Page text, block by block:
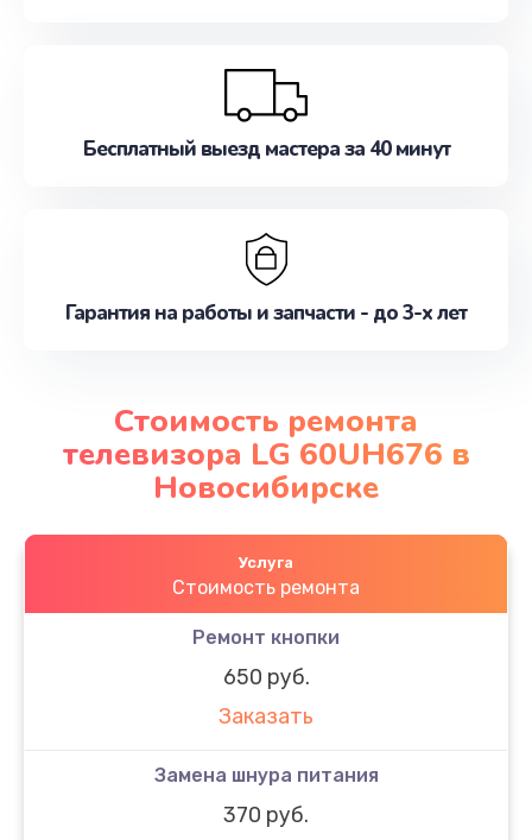
Бесплатный выезд мастера за 40 минут
Гарантия на работы и запчасти - до 3-х лет
Стоимость ремонта
телевизора LG 60UH676 в
Новосибирске
Услуга
Стоимость ремонта
Ремонт кнопки
650 руб.
Заказать
Замена шнура питания
370 руб.